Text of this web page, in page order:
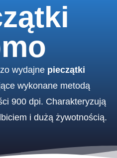
wydajne pieczątki
wykonane metodą
900 dpi. Charakteryzują
i dużą żywotnością.